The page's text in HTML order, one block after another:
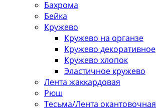
Бахрома
Бейка
Кружево
Кружево на органзе
Кружево декоративное
Кружево хлопок
Эластичное кружево
Лента жаккардовая
Рюш
Тесьма/Лента окантовочная